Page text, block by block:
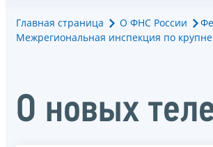
Главная страница О ФНС России
Межрегиональная инспекция по
О новых